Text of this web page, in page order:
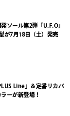
ソール第2弾「U.F.O」
が7月18日（土）発売
Line」＆定番リカバ
ーが新登場！